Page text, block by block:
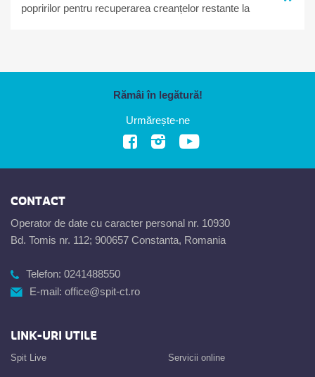
popririlor pentru recuperarea creanțelor restante la
Rămâi în legătură!
Urmărește-ne
CONTACT
Operator de date cu caracter personal nr. 10930
Bd. Tomis nr. 112; 900657 Constanta, Romania
Telefon: 0241488550
E-mail: office@spit-ct.ro
LINK-URI UTILE
Spit Live Servicii online